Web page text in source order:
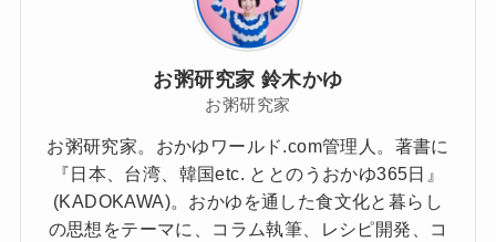
お粥研究家 鈴木かゆ
お粥研究家
お粥研究家。おかゆワールド.com管理人。著書に
『日本、台湾、韓国etc. ととのうおかゆ365日』
(KADOKAWA)。おかゆを通した食文化と暮らし
の思想をテーマに、コラム執筆、レシピ開発、コ